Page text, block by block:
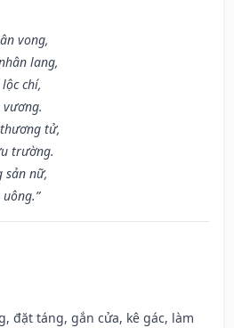
vong,
lang,
chí,
tử,
trường.
sản nữ,
đặt táng, gắn cửa, kê gác, làm